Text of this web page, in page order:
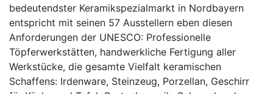
bedeutendster Keramikspezialmarkt in Nordbayern
entspricht mit seinen 57 Ausstellern eben diesen
Anforderungen der UNESCO: Professionelle
Töpferwerkstätten, handwerkliche Fertigung aller
Werkstücke, die gesamte Vielfalt keramischen
Schaffens: Irdenware, Steinzeug, Porzellan, Geschirr